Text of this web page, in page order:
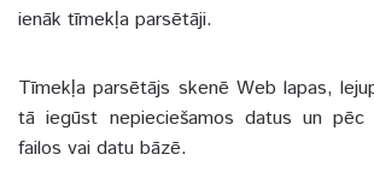
ienāk tīmekļa parsētāji.
Tīmekļa parsētājs skenē Web lapas,
tā iegūst nepieciešamos datus un
failos vai datu bāzē.